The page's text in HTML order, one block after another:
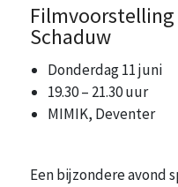
Schaduw
Donderdag 11 juni
19.30 – 21.30 uur
MIMIK, Deventer
Een bijzondere avond